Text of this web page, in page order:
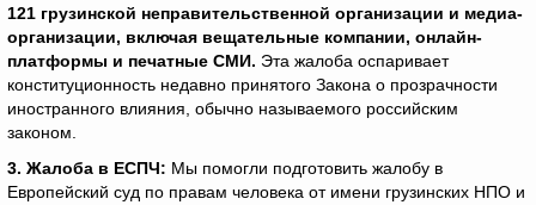
121 грузинской неправительственной организации и медиа-
организации, включая вещательные компании, онлайн-
платформы и печатные СМИ. Эта жалоба оспаривает
конституционность недавно принятого Закона о прозрачности
иностранного влияния, обычно называемого российским
законом.
3. Жалоба в ЕСПЧ: Мы помогли подготовить жалобу в
Европейский суд по правам человека от имени грузинских НПО и